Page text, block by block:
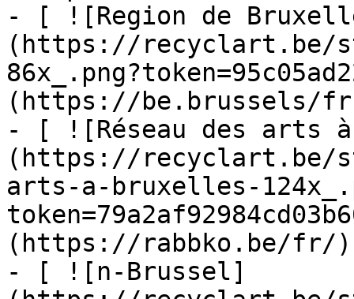
- [ ![Region de
(https://recyclart.be/
(https://be.brussels/
- [ ![Réseau des arts
(https://recyclart.be/
arts-a-bruxelles-
(https://rabbko.be/fr/)
- [ ![n-Brussel]